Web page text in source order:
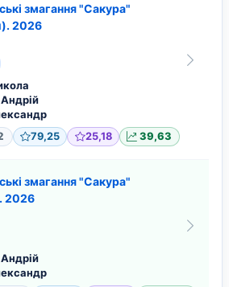
змагання "Сакура"
2026
79,25 25,18 39,63
змагання "Сакура"
2026